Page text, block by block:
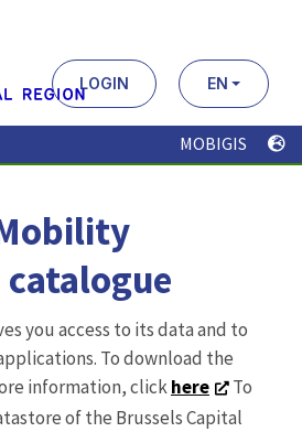
LOGIN EN
MOBIGIS
you access to its data and to
To download the
information, clickhere
To
of the Brussels Capital